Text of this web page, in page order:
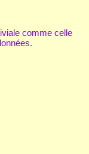
comme celle